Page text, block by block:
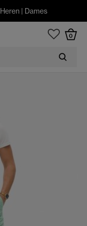
Heren | Dames
0